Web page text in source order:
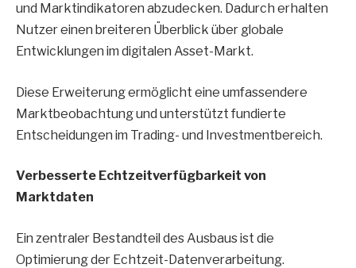
und Marktindikatoren abzudecken. Dadurch erhalten
Nutzer einen breiteren Überblick über globale
Entwicklungen im digitalen Asset-Markt.
Diese Erweiterung ermöglicht eine umfassendere
Marktbeobachtung und unterstützt fundierte
Entscheidungen im Trading- und Investmentbereich.
Verbesserte Echtzeitverfügbarkeit von
Marktdaten
Ein zentraler Bestandteil des Ausbaus ist die
Optimierung der Echtzeit-Datenverarbeitung.